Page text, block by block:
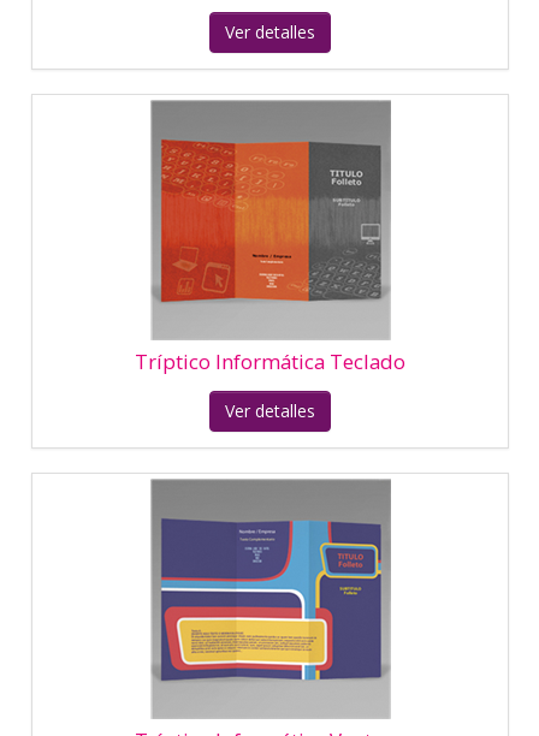
Ver detalles
Ver detalles
Tríptico Inmobiliaria Clásico